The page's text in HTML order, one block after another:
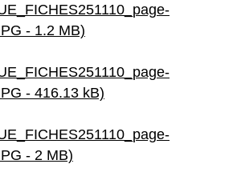
- 1.2 MB)
- 416.13 kB)
- 2 MB)